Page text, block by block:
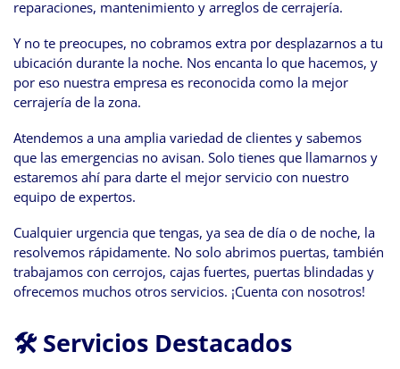
reparaciones, mantenimiento y arreglos de cerrajería.
Y no te preocupes, no cobramos extra por desplazarnos a tu
ubicación durante la noche. Nos encanta lo que hacemos, y
por eso nuestra empresa es reconocida como la mejor
cerrajería de la zona.
Atendemos a una amplia variedad de clientes y sabemos
que las emergencias no avisan. Solo tienes que llamarnos y
estaremos ahí para darte el mejor servicio con nuestro
equipo de expertos.
Cualquier urgencia que tengas, ya sea de día o de noche, la
resolvemos rápidamente. No solo abrimos puertas, también
trabajamos con cerrojos, cajas fuertes, puertas blindadas y
ofrecemos muchos otros servicios. ¡Cuenta con nosotros!
🛠 Servicios Destacados